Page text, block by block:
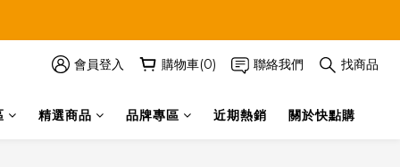
會員登入 購物車(0) 聯絡我們 找商品
精選商品 品牌專區 近期熱銷 關於快點購